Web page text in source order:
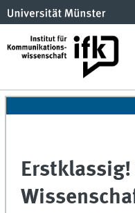
Erstklassig!